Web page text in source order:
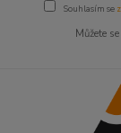
Souhlasím se
Můžete